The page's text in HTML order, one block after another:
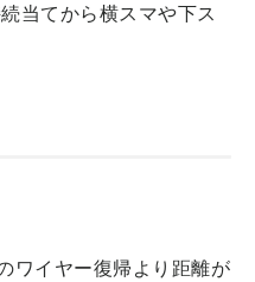
当てから横スマや下ス
ワイヤー復帰より距離が